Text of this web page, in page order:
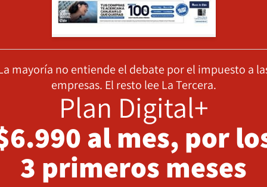
mayoría no entiende el debate por el impuesto a
empresas. El resto lee La Tercera.
Plan Digital+
al mes, por
3 primeros meses